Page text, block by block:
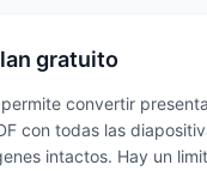
gratuito
convertir
con todas las
intactos. Hay un